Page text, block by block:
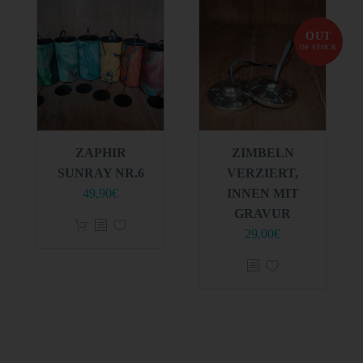
ZAPHIR
SUNRAY NR.6
49,90€
OUT
OF STOCK
ZIMBELN
VERZIERT,
INNEN MIT
GRAVUR
29,00€
freiwillig für den bestimmten Fall in informierter Weise
und unmissverständlich abgegebene
Willensbekundung in Form einer Erklärung oder einer
sonstigen eindeutigen bestätigenden Handlung, mit
der die betroffene Person zu verstehen gibt, dass sie
mit der Verarbeitung der sie betreffenden
personenbezogenen Daten einverstanden ist.
NAME UND ANSCHRIFT DES FÜR DIE
Grundverordnung, sonstiger in den Mitgliedstaaten der
Europäischen Union geltenden Datenschutzgesetze und